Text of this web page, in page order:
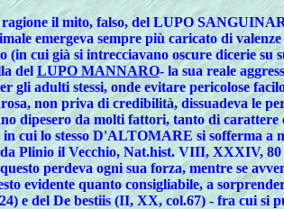
il mito, falso, del LUPO
emergeva sempre più caricato di
(in cui già si intrecciavano oscure dicerie su
delLUPO MANNARO- la sua reale
gli adulti stessi, onde evitare pericolose
non priva di credibilità, dissuadeva le
dipesero da molti fattori, tanto di
cui lo stesso D'ALTOMARE si sofferma
Plinio il Vecchio, Nat.hist. VIII, XXXIV, 80
perdeva ogni sua forza, mentre se
evidente quanto consigliabile, a
e del De bestiis (II, XX, col.67) - fra cui si